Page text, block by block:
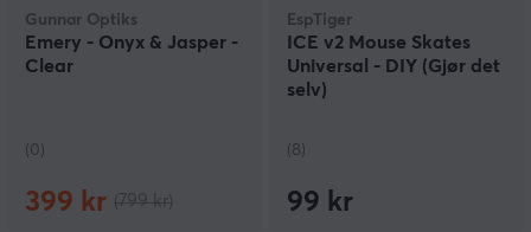
Gunnar Optiks
Emery - Onyx & Jasper -
Clear
(0)
399 kr
EspTiger
ICE v2 Mouse Skates
Universal - DIY (Gjør det
selv)
(8)
99 kr